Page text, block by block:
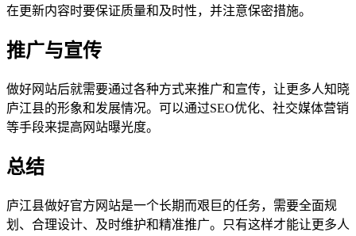
在更新内容时要保证质量和及时性，并注意保密措施。
推广与宣传
做好网站后就需要通过各种方式来推广和宣传，让更多人知晓
庐江县的形象和发展情况。可以通过SEO优化、社交媒体营销
等手段来提高网站曝光度。
总结
庐江县做好官方网站是一个长期而艰巨的任务，需要全面规
划、合理设计、及时维护和精准推广。只有这样才能让更多人